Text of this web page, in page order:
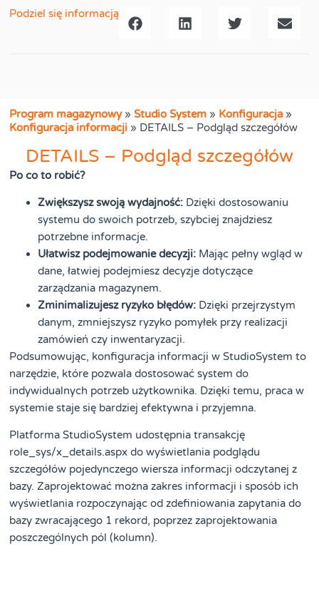
Podziel się informacją
Program magazynowy»Studio System » Konfiguracja »
Konfiguracja informacji » DETAILS – Podgląd szczegółów
DETAILS – Podgląd szczegółów
Po co to robić?
Zwiększysz swoją wydajność: Dzięki dostosowaniu
systemu do swoich potrzeb, szybciej znajdziesz
potrzebne informacje.
Ułatwisz podejmowanie decyzji: Mając pełny wgląd w
dane, łatwiej podejmiesz decyzje dotyczące
zarządzania magazynem.
Zminimalizujesz ryzyko błędów: Dzięki przejrzystym
danym, zmniejszysz ryzyko pomyłek przy realizacji
zamówień czy inwentaryzacji.
Podsumowując, konfiguracja informacji w StudioSystem to
narzędzie, które pozwala dostosować system do
indywidualnych potrzeb użytkownika. Dzięki temu, praca w
systemie staje się bardziej efektywna i przyjemna.
Platforma StudioSystem udostępnia transakcję
role_sys/x_details.aspx do wyświetlania podglądu
szczegółów pojedynczego wiersza informacji odczytanej z
bazy. Zaprojektować można zakres informacji i sposób ich
wyświetlania rozpoczynając od zdefiniowania zapytania do
bazy zwracającego 1 rekord, poprzez zaprojektowania
poszczególnych pól (kolumn).